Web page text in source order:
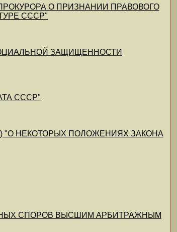
О ПРИЗНАНИИ ПРАВОВОГО
СССР"
ЗАЩИЩЕННОСТИ
СССР"
24) "О НЕКОТОРЫХ ПОЛОЖЕНИЯХ ЗАКОНА
СПОРОВ ВЫСШИМ АРБИТРАЖНЫМ